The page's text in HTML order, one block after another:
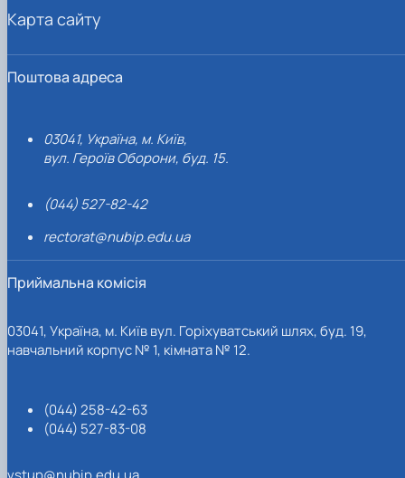
Поштова адреса
03041, Україна, м. Київ,
вул. Героїв Оборони, буд. 15.
(044) 527-82-42
rectorat@nubip.edu.ua
Приймальна комісія
03041, Україна, м. Київ вул. Горіхуватський шлях, буд. 19,
навчальний корпус № 1, кімната № 12.
(044) 258-42-63
(044) 527-83-08
Карта сайту